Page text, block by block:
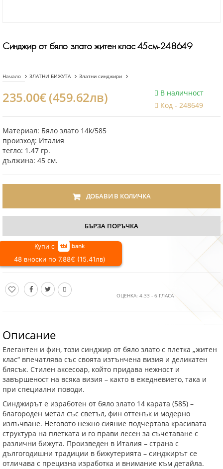
Синджир от бяло злато житен клас 45см-248649
Начало ЗЛАТНИ БИЖУТА Златни синджири
235.00€ (459.62лв)
В наличност
Код -248649
Материал: Бяло злато 14k/585
произход: Италия
тегло: 1.47 гр.
дължина: 45 см.
ДОБАВИ В КОЛИЧКА
БЪРЗА ПОРЪЧКА
Купи с
48 вноски по 7.88€ (15.41лв)
ОЦЕНКА: 4.33 - 6 ГЛАСА
Описание
Елегантен и фин, този синджир от бяло злато с плетка „житен
клас“ впечатлява със своята изтънчена визия и деликатен
блясък. Стилен аксесоар, който придава нежност и
завършеност на всяка визия – както в ежедневието, така и
при специални поводи.
Синджирът е изработен от бяло злато 14 карата (585) –
благороден метал със светъл, фин оттенък и модерно
излъчване. Неговото нежно сияние подчертава красивата
структура на плетката и го прави лесен за съчетаване с
различни бижута. Произведен в Италия – страна с
дългогодишни традиции в бижутерията – синджирът се
отличава с прецизна изработка и внимание към детайла.